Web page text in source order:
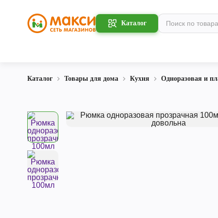
Каталог
Каталог Товары для дома Кухня Одноразовая и